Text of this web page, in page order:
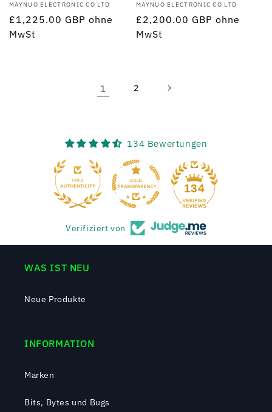
Anbieter:
MAYNUO ELECTRONIC CO LTD
Normaler
Preis
£1,225.00 GBP ohne
MwSt
Anbieter:
MAYNUO ELECTRONIC CO LTD
Normaler
Preis
£2,200.00 GBP ohne
MwSt
1 2
134 Bewertungen
134
Verifiziert von
WAS IST NEU
Neue Produkte
INFORMATION
Marken
Bits, Bytes und Bugs